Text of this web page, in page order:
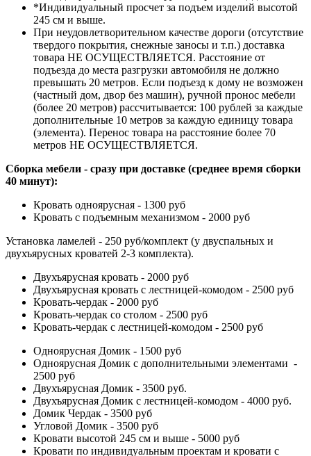
*Индивидуальный просчет за подъем изделий высотой
245 см и выше.
При неудовлетворительном качестве дороги (отсутствие
твердого покрытия, снежные заносы и т.п.) доставка
товара НЕ ОСУЩЕСТВЛЯЕТСЯ. Расстояние от
подъезда до места разгрузки автомобиля не должно
превышать 20 метров. Если подъезд к дому не возможен
(частный дом, двор без машин), ручной пронос мебели
(более 20 метров) рассчитывается: 100 рублей за каждые
дополнительные 10 метров за каждую единицу товара
(элемента). Перенос товара на расстояние более 70
метров НЕ ОСУЩЕСТВЛЯЕТСЯ.
Сборка мебели - сразу при доставке (среднее время сборки
40 минут):
Кровать одноярусная - 1300 руб
Кровать с подъемным механизмом - 2000 руб
Установка ламелей - 250 руб/комплект (у двуспальных и
двухъярусных кроватей 2-3 комплекта).
Двухъярусная кровать - 2000 руб
Двухъярусная кровать с лестницей-комодом - 2500 руб
Кровать-чердак - 2000 руб
Кровать-чердак со столом - 2500 руб
Кровать-чердак с лестницей-комодом - 2500 руб
Одноярусная Домик - 1500 руб
Одноярусная Домик с дополнительными элементами -
2500 руб
Двухъярусная Домик - 3500 руб.
Двухъярусная Домик с лестницей-комодом - 4000 руб.
Домик Чердак - 3500 руб
Угловой Домик - 3500 руб
Кровати высотой 245 см и выше - 5000 руб
Кровати по индивидуальным проектам и кровати с